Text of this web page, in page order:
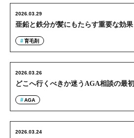
亜鉛と鉄分が髪にもたらす重要な効果
2026.03.29
育毛剤
どこへ行くべきか迷うAGA相談の最
2026.03.26
AGA
2026.03.24